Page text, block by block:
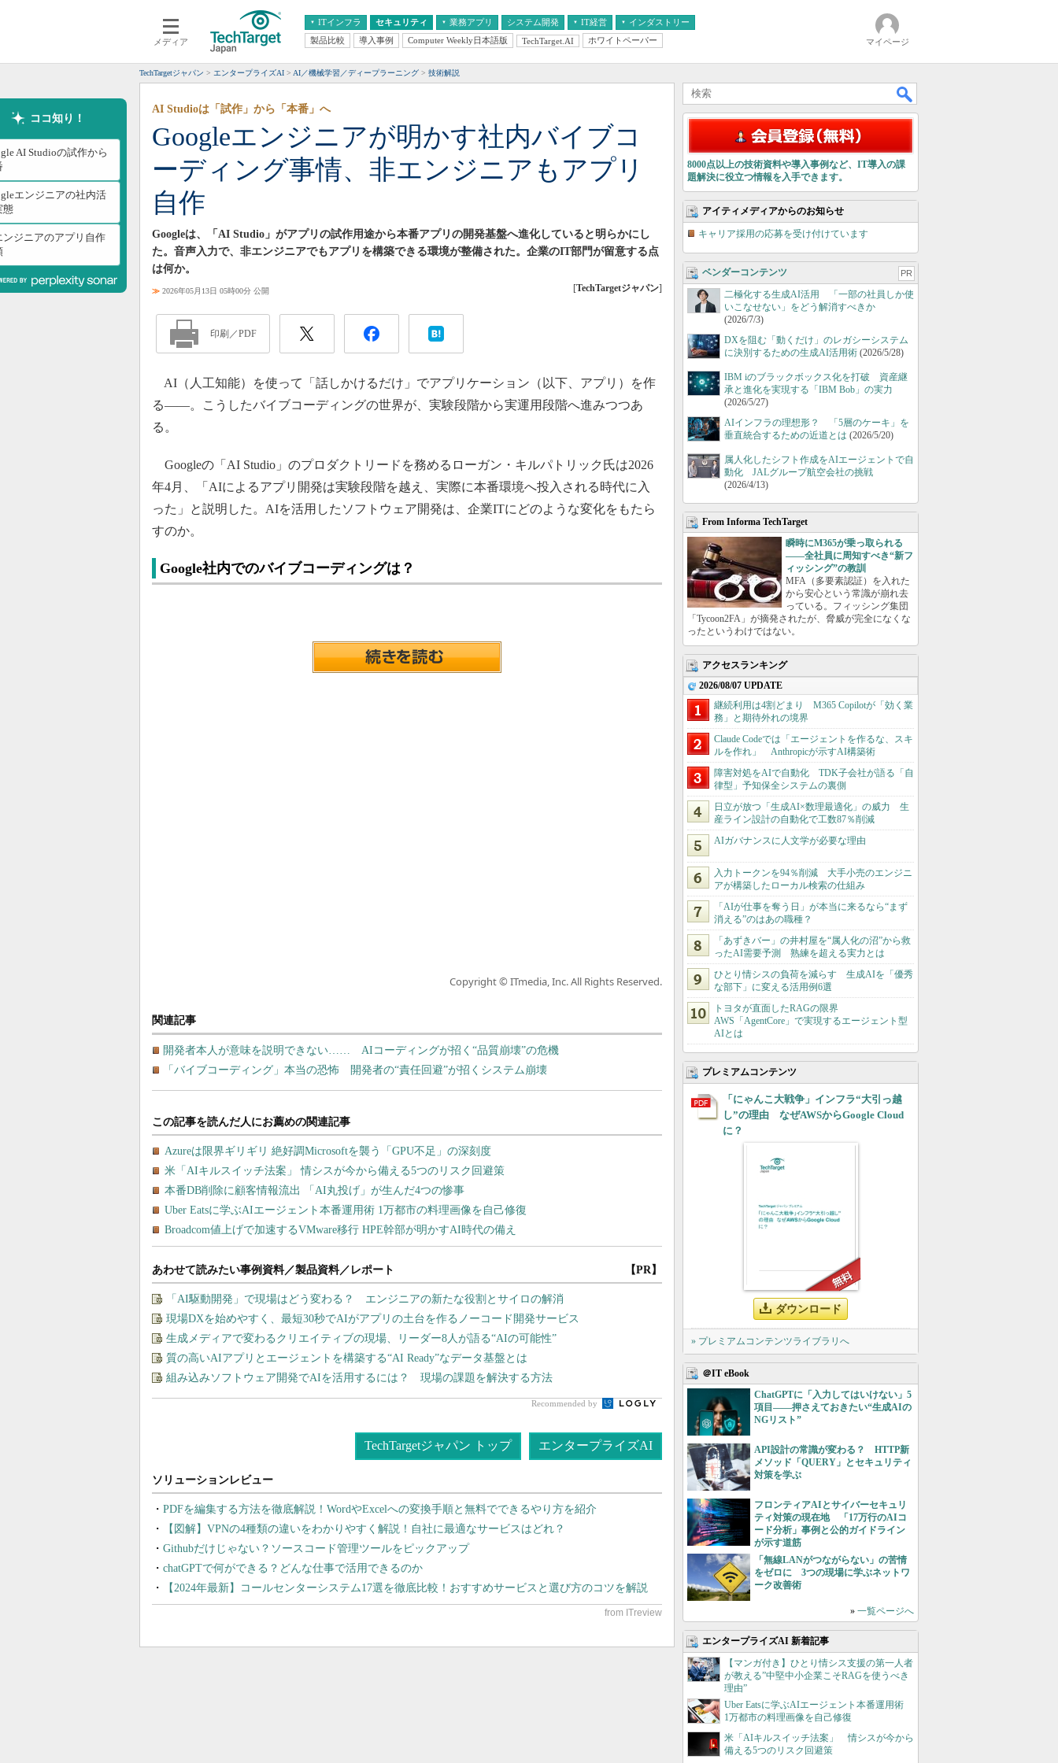
メディア
ITインフラ
クラウド
スマートモバイル
ネットワーク
システム運用管理
セキュリティ 業務アプリ
エンタープライズAI
ERP
CX
情報系システム
システム開発 IT経営
経営とIT
中堅・中小企業とIT
インダストリー
医療IT
製品比較 導入事例 Computer Weekly日本語版 TechTarget.AI ホワイトペーパー マイページ
TechTargetジャパン エンタープライズAI AI／機械学習／ディープラーニング 技術解説
ココ知り！
AI Studioの試作から
エンジニアの社内活
態
ンジニアのアプリ自作
Googleエンジニアが明かす社内バイブコ
ーディング事情、非エンジニアもアプリ
自作
AI Studioは「試作」から「本番」へ
Googleは、「AI Studio」がアプリの試作用途から本番アプリの開発基盤へ進化していると明らかにし
た。音声入力で、非エンジニアでもアプリを構築できる環境が整備された。企業のIT部門が留意する点
は何か。
≫ 2026年05月13日 05時00分 公開 [TechTargetジャパン]
印刷／PDF
AI（人工知能）を使って「話しかけるだけ」でアプリケーション（以下、アプリ）を作
る――。こうしたバイブコーディングの世界が、実験段階から実運用段階へ進みつつあ
る。
Googleの「AI Studio」のプロダクトリードを務めるローガン・キルパトリック氏は2026
年4月、「AIによるアプリ開発は実験段階を越え、実際に本番環境へ投入される時代に入
った」と説明した。AIを活用したソフトウェア開発は、企業ITにどのような変化をもたら
すのか。
Google社内でのバイブコーディングは？
Copyright © ITmedia, Inc. All Rights Reserved.
関連記事
開発者本人が意味を説明できない…… AIコーディングが招く“品質崩壊”の危機
「バイブコーディング」本当の恐怖 開発者の“責任回避”が招くシステム崩壊
あわせて読みたい事例資料／製品資料／レポート 【PR】
「AI駆動開発」で現場はどう変わる？ エンジニアの新たな役割とサイロの解消
現場DXを始めやすく、最短30秒でAIがアプリの土台を作るノーコード開発サービス
生成メディアで変わるクリエイティブの現場、リーダー8人が語る“AIの可能性”
質の高いAIアプリとエージェントを構築する“AI Ready”なデータ基盤とは
組み込みソフトウェア開発でAIを活用するには？ 現場の課題を解決する方法
Recommended by
TechTargetジャパン トップ エンタープライズAI
PDFを編集する方法を徹底解説！WordやExcelへの変換手順と無料でできるやり方を紹介
【図解】VPNの4種類の違いをわかりやすく解説！自社に最適なサービスはどれ？
Githubだけじゃない？ソースコード管理ツールをピックアップ
chatGPTで何ができる？どんな仕事で活用できるのか
【2024年最新】コールセンターシステム17選を徹底比較！おすすめサービスと選び方のコツを解説
8000点以上の技術資料や導入事例など、IT導入の課
題解決に役立つ情報を入手できます。
アイティメディアからのお知らせ
キャリア採用の応募を受け付けています
ベンダーコンテンツ PR
二極化する生成AI活用 「一部の社員しか使
いこなせない」をどう解消すべきか
(2026/7/3)
DXを阻む「動くだけ」のレガシーシステム
に決別するための生成AI活用術 (2026/5/28)
IBM iのブラックボックス化を打破 資産継
承と進化を実現する「IBM Bob」の実力
(2026/5/27)
AIインフラの理想形？ 「5層のケーキ」を
垂直統合するための近道とは (2026/5/20)
属人化したシフト作成をAIエージェントで自
動化 JALグループ航空会社の挑戦
(2026/4/13)
From Informa TechTarget
瞬時にM365が乗っ取られる
――全社員に周知すべき“新フ
ィッシング”の教訓
MFA（多要素認証）を入れた
から安心という常識が崩れ去
っている。フィッシング集団
「Tycoon2FA」が摘発されたが、脅威が完全になくな
ったというわけではない。
アクセスランキング
2026/08/07 UPDATE
継続利用は4割どまり M365 Copilotが「効く業
務」と期待外れの境界
Claude Codeでは「エージェントを作るな、スキ
ルを作れ」 Anthropicが示すAI構築術
障害対処をAIで自動化 TDK子会社が語る「自
律型」予知保全システムの裏側
日立が放つ「生成AI×数理最適化」の威力 生
産ライン設計の自動化で工数87％削減
AIガバナンスに人文学が必要な理由
入力トークンを94％削減 大手小売のエンジニ
アが構築したローカル検索の仕組み
「AIが仕事を奪う日」が本当に来るなら“まず
消える”のはあの職種？
「あずきバー」の井村屋を“属人化の沼”から救
ったAI需要予測 熟練を超える実力とは
ひとり情シスの負荷を減らす 生成AIを「優秀
な部下」に変える活用例6選
トヨタが直面したRAGの限界
AWS「AgentCore」で実現するエージェント型
AIとは
プレミアムコンテンツ
「にゃんこ大戦争」インフラ“大引っ越
し”の理由 なぜAWSからGoogle Cloud
に？
ダウンロード
» プレミアムコンテンツライブラリへ
＠IT eBook
ChatGPTに「入力してはいけない」5
項目――押さえておきたい“生成AIの
NGリスト”
API設計の常識が変わる？ HTTP新
メソッド「QUERY」とセキュリティ
対策を学ぶ
フロンティアAIとサイバーセキュリ
ティ対策の現在地 「17万行のAIコ
ード分析」事例と公的ガイドライン
が示す道筋
「無線LANがつながらない」の苦情
をゼロに 3つの現場に学ぶネットワ
ーク改善術
» 一覧ページへ
エンタープライズAI 新着記事
【マンガ付き】ひとり情シス支援の第一人者
が教える”中堅中小企業こそRAGを使うべき
理由”
Uber Eatsに学ぶAIエージェント本番運用術
1万都市の料理画像を自己修復
米「AIキルスイッチ法案」 情シスが今から
備える5つのリスク回避策